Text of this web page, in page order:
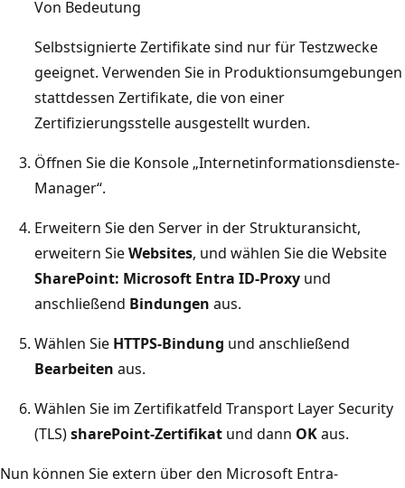
Von Bedeutung
Selbstsignierte Zertifikate sind nur für Testzwecke
geeignet. Verwenden Sie in Produktionsumgebungen
stattdessen Zertifikate, die von einer
Zertifizierungsstelle ausgestellt wurden.
Öffnen Sie die Konsole „Internetinformationsdienste-
Manager“.
Erweitern Sie den Server in der Strukturansicht,
erweitern SieWebsites, und wählen Sie die Website
SharePoint: Microsoft Entra ID-Proxy und
anschließend Bindungen aus.
Wählen Sie HTTPS-Bindung und anschließend
Bearbeiten aus.
Wählen Sie im Zertifikatfeld Transport Layer Security
(TLS)sharePoint-Zertifikat und dann OKaus.
Nun können Sie extern über den Microsoft Entra-